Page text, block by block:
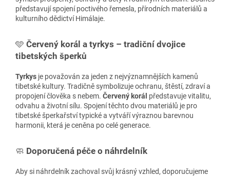
představují spojení poctivého řemesla, přírodních materiálů a
kulturního dědictví Himálaje.
🩵 Červený korál a tyrkys – tradiční dvojice
tibetských šperků
Tyrkys je považován za jeden z nejvýznamnějších kamenů
tibetské kultury. Tradičně symbolizuje ochranu, štěstí, zdraví a
propojení člověka s nebem. Červený korál představuje vitalitu,
odvahu a životní sílu. Spojení těchto dvou materiálů je pro
tibetské šperkařství typické a vytváří výraznou barevnou
harmonii, která je ceněna po celé generace.
🧼 Doporučená péče o náhrdelník
Aby si náhrdelník zachoval svůj krásný vzhled, doporučujeme